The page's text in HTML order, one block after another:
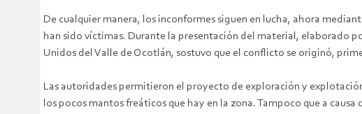
De cualquier manera, los inconformes siguen en lucha, ahora
han sido víctimas. Durante la presentación del material, elaborado
Unidos del Valle de Ocotlán, sostuvo que el conflicto se originó,
Las autoridades permitieron el proyecto de exploración y
los pocos mantos freáticos que hay en la zona. Tampoco que a